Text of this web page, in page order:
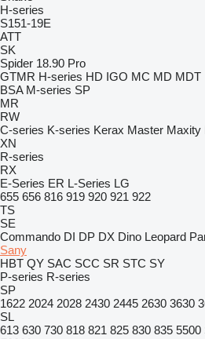
H-series
S151-19E
ATT
SK
Spider 18.90 Pro
GTMR H-series HD IGO MC MD MDT
BSA M-series SP
MR
RW
C-series K-series Kerax Master Maxity
XN
R-series
RX
E-Series ER L-Series LG
655 656 816 919 920 921 922
TS
SE
Commando DI DP DX Dino Leopard
Sany
HBT QY SAC SCC SR STC SY
P-series R-series
SP
1622 2024 2028 2430 2445 2630 3630
SL
613 630 730 818 821 825 830 835 5500